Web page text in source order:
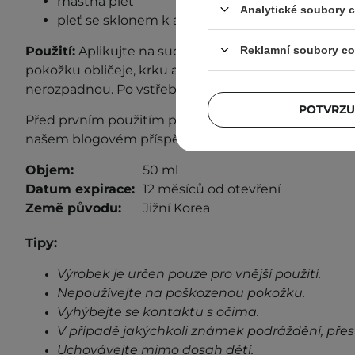
pleť se sklonem k akné
Použití: Aplikujte na suchou pleť. Přiměřené
pokožku obličeje, krku a dekoltu. Masírujte, dokud
nerozpadnou. Po vstřebání přejděte k dalším
Před prvním použitím proveďte test s
našem blogovém příspěvku
Objem:
50 ml
Datum expirace: 12 měsíců od otevření
Země původu:
Jižní Korea
Tipy:
Výrobek je určen pouze pro vnější použití.
Nepoužívejte na poškozenou pokožku.
Vyhýbejte se kontaktu s očima.
V případě jakýchkoli známek podráždění,
Uchovávejte mimo dosah dětí.
Analytické soubory
Reklamní soubory